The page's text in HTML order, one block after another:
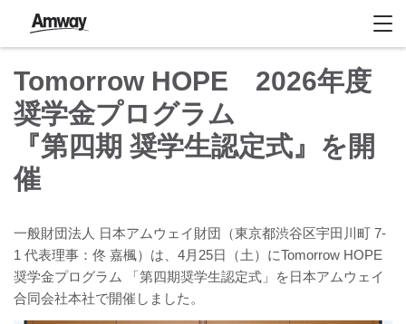
Tomorrow HOPE 2026年度
奨学金プログラム
『第四期 奨学生認定式』を開
催
一般財団法人 日本アムウェイ財団（東京都渋谷区宇田川町 7-
1 代表理事：佟 嘉楓）は、4月25日（土）にTomorrow HOPE
奨学金プログラム 「第四期奨学生認定式」を日本アムウェイ
合同会社本社で開催しました。